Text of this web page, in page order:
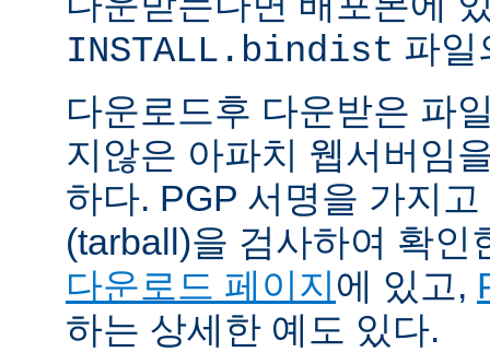
INSTALL.bindist 파일
다운로드후 다운받은 파
지않은 아파치 웹서버임
하다. PGP 서명을 가지
(tarball)을 검사하여 확인
다운로드 페이지 에 있고,
하는 상세한 예도 있다.